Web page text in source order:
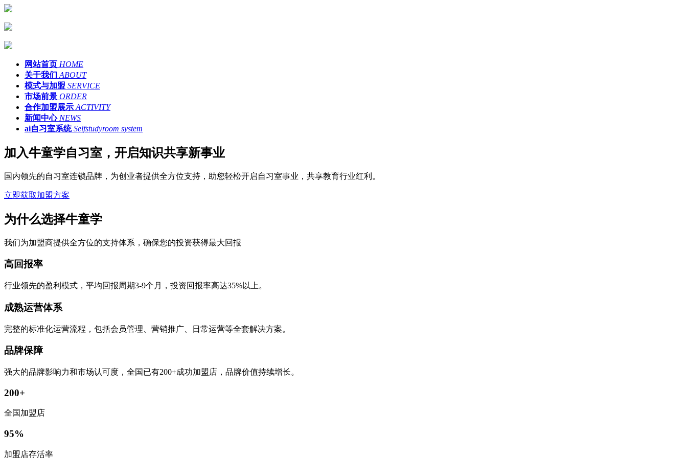
网站首页 HOME
关于我们 ABOUT
模式与加盟 SERVICE
市场前景 ORDER
合作加盟展示 ACTIVITY
新闻中心 NEWS
ai自习室系统 Selfstudyroom system
加入牛童学自习室，开启知识共享新事业
国内领先的自习室连锁品牌，为创业者提供全方位支持，助您轻松开启自习室事业，共享教育行业红利。
立即获取加盟方案
为什么选择牛童学
我们为加盟商提供全方位的支持体系，确保您的投资获得最大回报
高回报率
行业领先的盈利模式，平均回报周期3-9个月，投资回报率高达35%以上。
成熟运营体系
完整的标准化运营流程，包括会员管理、营销推广、日常运营等全套解决方案。
品牌保障
强大的品牌影响力和市场认可度，全国已有200+成功加盟店，品牌价值持续增长。
200+
全国加盟店
95%
加盟店存活率